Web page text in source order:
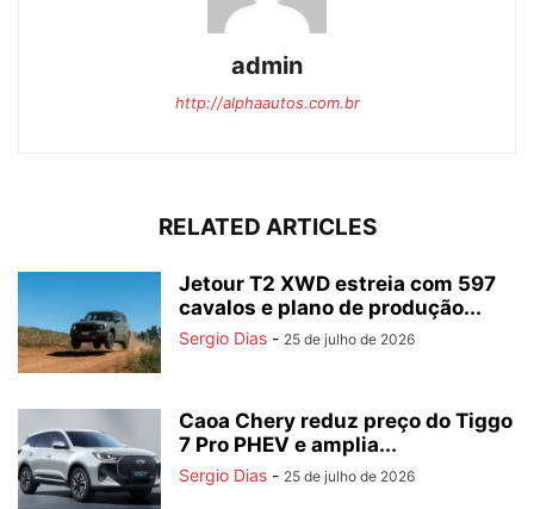
admin
http://alphaautos.com.br
RELATED ARTICLES
Jetour T2 XWD estreia com 597
cavalos e plano de produção...
Sergio Dias - 25 de julho de 2026
Caoa Chery reduz preço do Tiggo
7 Pro PHEV e amplia...
Sergio Dias - 25 de julho de 2026